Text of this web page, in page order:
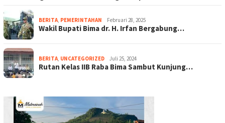
BERITA, PEMERINTAHAN Februari 28, 2025
Wakil Bupati Bima dr. H. Irfan Bergabung…
BERITA, UNCATEGORIZED Juli 25, 2024
Rutan Kelas IIB Raba Bima Sambut Kunjung…